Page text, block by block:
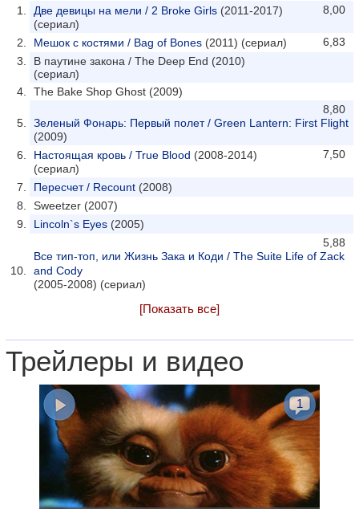
8,00
Две девицы на мели / 2 Broke Girls (2011-2017)
(сериал)
6,83
Мешок с костями / Bag of Bones (2011) (сериал)
В паутине закона / The Deep End (2010)
(сериал)
The Bake Shop Ghost (2009)
8,80
Зеленый Фонарь: Первый полет / Green Lantern: First Flight
(2009)
7,50
Настоящая кровь / True Blood (2008-2014)
(сериал)
Пересчет / Recount (2008)
Sweetzer (2007)
Lincoln`s Eyes (2005)
5,88
Все тип-топ, или Жизнь Зака и Коди / The Suite Life of Zack
and Cody
(2005-2008) (сериал)
[Показать все]
Трейлеры и видео
1